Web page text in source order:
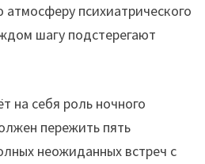
атмосферу психиатрического
шагу подстерегают
на себя роль ночного
пережить пять
неожиданных встреч с